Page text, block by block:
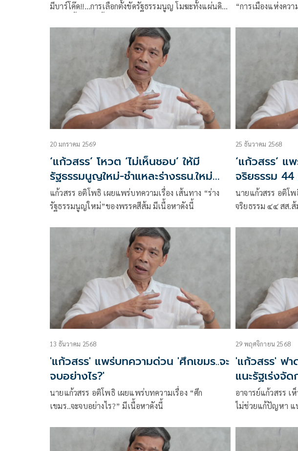
มีบาร์โค๊ด!!…การเลือกตั้งขัดรัฐธรรมนูญ โมฆะทั้งแผ่นดิน
“การเมืองแห่งคว
20 มกราคม 2569
‘แก้วสรร’ โหวต ‘ไม่เห็นชอบ’ ให้มี
รัฐธรรมนูญใหม่-ชำแหละร่างรธน.ใหม่
ของพรรคส้ม
แก้วสรร อติโพธิ เผยแพร่บทความเรื่อง เส้นทาง “ร่าง
รัฐธรรมนูญใหม่”ของพรรคสีส้ม มีเนื้อหาดังนี้
25 ธันวาคม 2568
‘แก้วสรร’ แ
จริยธรรม 44
นายแก้วสรร อติโพ
จริยธรรม ๔๔ สส.
13 ธันวาคม 2568
'แก้วสรร' แพร่บทความด่วน 'ศึกเขมร..จะ
จบอย่างไร?'
นายแก้วสรร อติโพธิ เผยแพร่บทความเรื่อง “ศึก
เขมร..จะจบอย่างไร?” มีเนื้อหาดังนี้
29 พฤศจิกายน 2568
'แก้วสรร' ฟ
แนะรัฐเร่งจั
แพะ
อาจารย์แก้วสรร
ไม่ช่วยแก้ปัญหา แ
เตือนภัยจุลภาค เ